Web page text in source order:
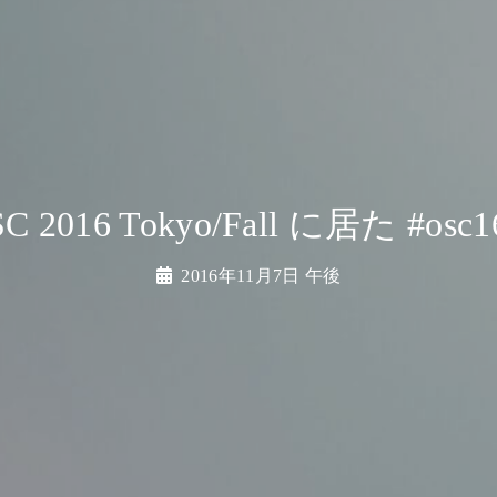
2016 Tokyo/Fall に居た
2016年11月7日 午後